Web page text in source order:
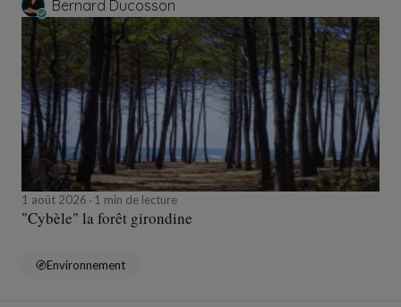
Bernard Ducosson
1 août 2026 1 min de lecture
"Cybèle" la forêt girondine
Environnement